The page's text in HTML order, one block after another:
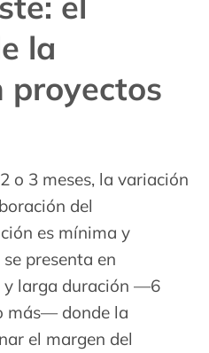
la
proyectos
o 3 meses, la variación
del
es mínima y
presenta en
y larga duración —6
más— donde la
el margen del